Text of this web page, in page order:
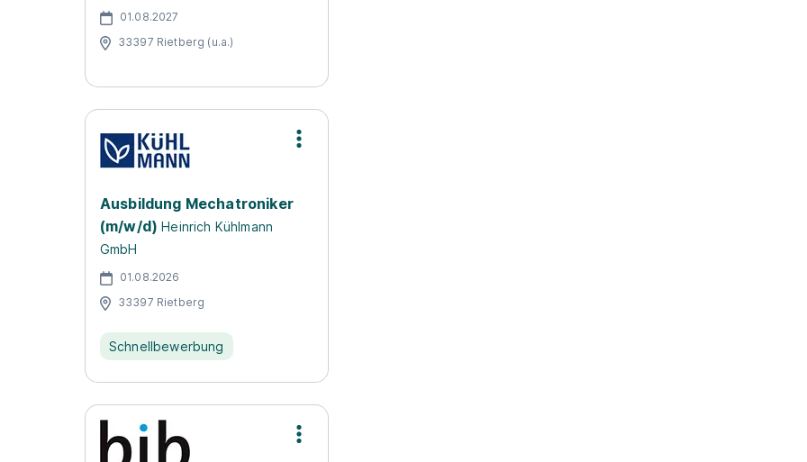
01.08.2027
33397 Rietberg (u.a.)
Ausbildung Mechatroniker
(m/w/d) Heinrich Kühlmann
GmbH
01.08.2026
33397 Rietberg
Schnellbewerbung